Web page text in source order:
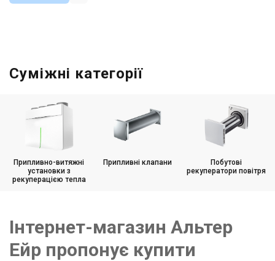
Суміжні категорії
Припливно-витяжні
установки з
рекуперацією тепла
Припливні клапани
Побутові
рекуператори повітря
Інтернет-магазин Альтер
Ейр пропонує купити